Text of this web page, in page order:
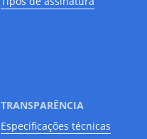
TRANSPARÊNCIA
Especificações técnicas